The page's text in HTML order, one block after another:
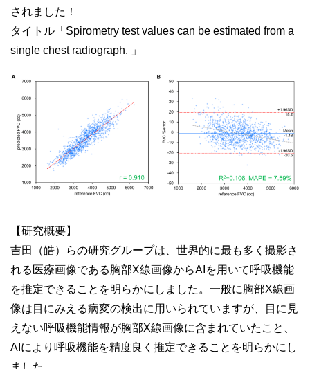
されました！
タイトル「 Spirometry test values can be estimated from a
single chest radiograph. 」
【研究概要】
吉田（皓）らの研究グループは、世界的に最も多く撮影さ
れる医療画像である胸部X線画像からAIを用いて呼吸機能
を推定できることを明らかにしました。一般に胸部X線画
像は目にみえる病変の検出に用いられていますが、目に見
えない呼吸機能情報が胸部X線画像に含まれていたこと、
AIにより呼吸機能を精度良く推定できることを明らかにし